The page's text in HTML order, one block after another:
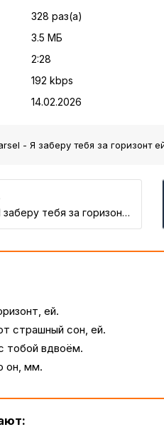
328 раз(а)
3.5 МБ
2:28
192 kbps
14.02.2026
- Я заберу тебя за горизонт
Marsel - Я заберу тебя за горизонт ей
ей.
страшный сон, ей.
тобой вдвоём.
он, мм.